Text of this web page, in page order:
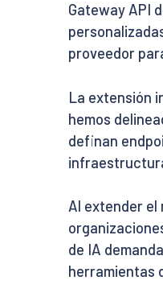
Gateway API
proveedor
La extensión
hemos
definan
Al extender el
de IA
herramientas